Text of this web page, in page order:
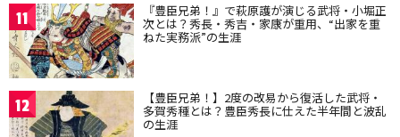
11 『豊臣兄弟！』で萩原護が演じる武将・小堀正
次とは？秀長・秀吉・家康が重用、“出家を重
ねた実務派”の生涯
12 【豊臣兄弟！】2度の改易から復活した武将・
多賀秀種とは？豊臣秀長に仕えた半年間と波乱
の生涯